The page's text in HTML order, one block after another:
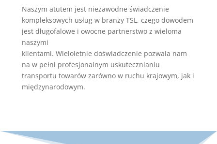
Naszym atutem jest niezawodne świadczenie
kompleksowych usług w branży TSL, czego dowodem
jest długofalowe i owocne partnerstwo z wieloma
naszymi
klientami. Wieloletnie doświadczenie pozwala nam
na w pełni profesjonalnym uskutecznianiu
transportu towarów zarówno w ruchu krajowym, jak i
międzynarodowym.